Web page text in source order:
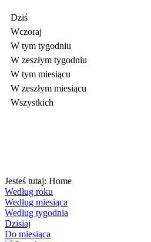
Dziś
Wczoraj
W tym tygodniu
W zeszłym tygodniu
W tym miesiącu
W zeszłym miesiącu
Wszystkich
Jesteś tutaj: Home
Według roku
Według miesiąca
Według tygodnia
Dzisiaj
Do miesiąca